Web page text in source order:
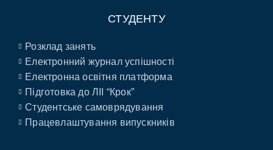
СТУДЕНТУ
Розклад занять
Електронний журнал успішності
Електронна освітня платформа
Підготовка до ЛІІ “Крок”
Студентське самоврядування
Працевлаштування випускників